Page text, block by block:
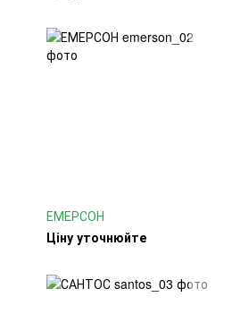
ЕМЕРСОН
Ціну уточнюйте